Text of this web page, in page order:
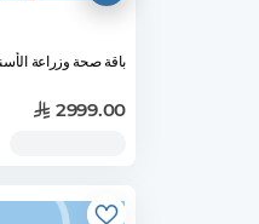
باقة صحة وزراعة الأسنان -1
2999.00